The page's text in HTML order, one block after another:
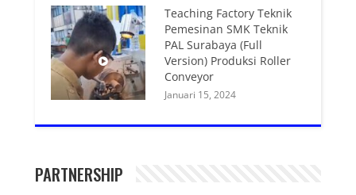
Teaching Factory Teknik
Pemesinan SMK Teknik
PAL Surabaya (Full
Version) Produksi Roller
Conveyor
Januari 15, 2024
PARTNERSHIP